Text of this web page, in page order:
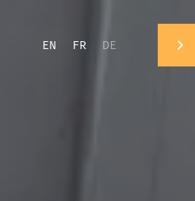
EN FR DE